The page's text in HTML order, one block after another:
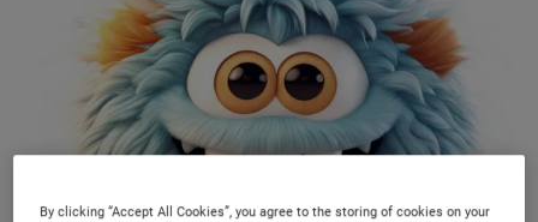
By clicking “Accept All Cookies”, you agree to the storing of cookies on your